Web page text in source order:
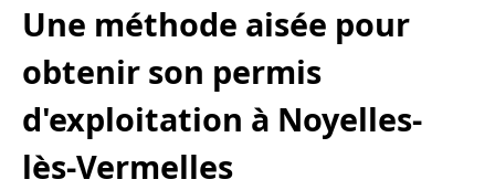
Une méthode aisée pour
obtenir son permis
d'exploitation à Noyelles-
lès-Vermelles